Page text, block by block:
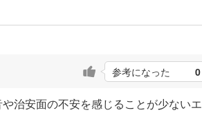
参考になった 0
治安面の不安を感じることが少ないエ